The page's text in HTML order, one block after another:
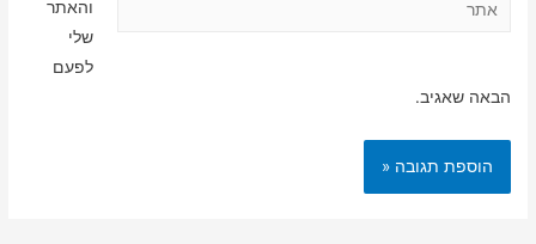
והאתר
שלי
לפעם
הבאה שאגיב.